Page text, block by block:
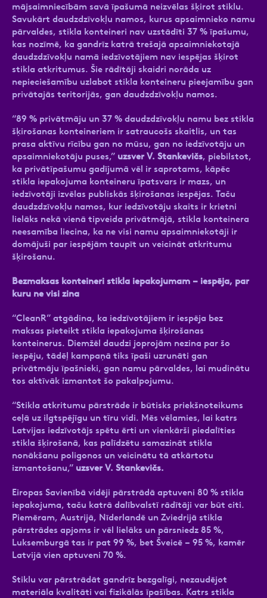
mājsaimniecībām savā īpašumā neizvēlas šķirot stiklu.
Savukārt daudzdzīvokļu namos, kurus apsaimnieko namu
pārvaldes, stikla konteineri nav uzstādīti 37 % īpašumu,
kas nozīmē, ka gandrīz katrā trešajā apsaimniekotajā
daudzdzīvokļu namā iedzīvotājiem nav iespējas šķirot
stikla atkritumus. Šie rādītāji skaidri norāda uz
nepieciešamību uzlabot stikla konteineru pieejamību gan
privātajās teritorijās, gan daudzdzīvokļu namos.
“89 % privātmāju un 37 % daudzdzīvokļu namu bez stikla
šķirošanas konteineriem ir satraucošs skaitlis, un tas
prasa aktīvu rīcību gan no mūsu, gan no iedzīvotāju un
apsaimniekotāju puses,” uzsver V. Stankevičs, piebilstot,
ka privātīpašumu gadījumā vēl ir saprotams, kāpēc
stikla iepakojuma konteineru īpatsvars ir mazs, un
iedzīvotāji izvēlas publiskās šķirošanas iespējas. Taču
daudzdzīvokļu namos, kur iedzīvotāju skaits ir krietni
lielāks nekā vienā tipveida privātmājā, stikla konteinera
neesamība liecina, ka ne visi namu apsaimniekotāji ir
domājuši par iespējām taupīt un veicināt atkritumu
šķirošanu.
Bezmaksas konteineri stikla iepakojumam – iespēja, par
kuru ne visi zina
“CleanR” atgādina, ka iedzīvotājiem ir iespēja bez
maksas pieteikt stikla iepakojuma šķirošanas
konteinerus. Diemžēl daudzi joprojām nezina par šo
iespēju, tādēļ kampaņā tiks īpaši uzrunāti gan
privātmāju īpašnieki, gan namu pārvaldes, lai mudinātu
tos aktīvāk izmantot šo pakalpojumu.
“Stikla atkritumu pārstrāde ir būtisks priekšnoteikums
ceļā uz ilgtspējīgu un tīru vidi. Mēs vēlamies, lai katrs
Latvijas iedzīvotājs spētu ērti un vienkārši piedalīties
stikla šķirošanā, kas palīdzētu samazināt stikla
nonākšanu poligonos un veicinātu tā atkārtotu
izmantošanu,” uzsver V. Stankevičs.
Eiropas Savienībā vidēji pārstrādā aptuveni 80 % stikla
iepakojuma, taču katrā dalībvalstī rādītāji var būt citi.
Piemēram, Austrijā, Nīderlandē un Zviedrijā stikla
pārstrādes apjoms ir vēl lielāks un pārsniedz 85 %,
Luksemburgā tas ir pat 99 %, bet Šveicē – 95 %, kamēr
Latvijā vien aptuveni 70 %.
Stiklu var pārstrādāt gandrīz bezgalīgi, nezaudējot
materiāla kvalitāti vai fizikālās īpašības. Katrs stikla